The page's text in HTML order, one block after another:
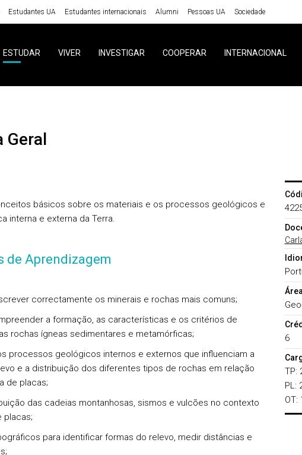
Estudantes UA Estudantes internacionais Alumni Pessoas UA Sociedade
ESTUDAR VIVER INVESTIGAR COOPERAR INTERNACIONAL
Geral
básicos sobre os materiais e os processos geológicos e
interna e externa da Terra.
de Aprendizagem
correctamente os minerais e rochas mais comuns;
a formação, as características e os critérios de
rochas ígneas sedimentares e metamórficas;
processos geológicos internos e externos que influenciam a
e a distribuição dos diferentes tipos de rochas em relação
de placas;
das cadeias montanhosas, sismos e vulcões no contexto
placas;
para identificar formas do relevo, medir distâncias e
6
TP:
PL:
OT: